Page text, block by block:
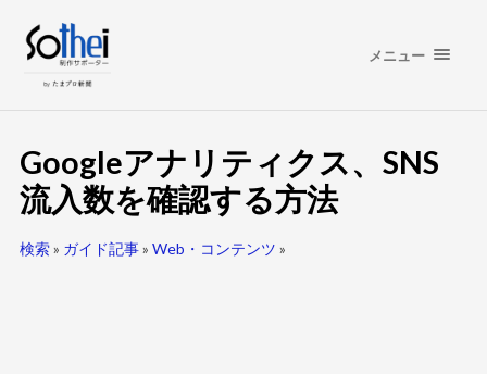
メニュー
Googleアナリティクス、SNS
流入数を確認する方法
検索» ガイド記事» Web・コンテンツ »